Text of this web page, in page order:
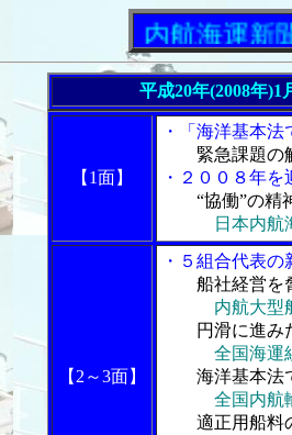
「内航海運新聞」ニ
平成20年(2008年
【1面】
・「海洋基本
緊急課題の
・２００８年
“協働”の精
日本内
【2～3面】
・５組合代表
船社経営を
内航大
円滑に進み
全国海
海洋基本法
全国内
適正用船料